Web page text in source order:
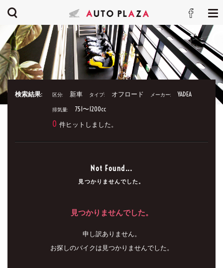
検索結果: 区分: 新車 タイプ: オフロード メーカー: YADEA
排気量: 751〜1200cc
0 件ヒットしました。
Not Found...
見つかりませんでした。
見つかりませんでした。
申し訳ありません。
お探しのバイクは見つかりませんでした。